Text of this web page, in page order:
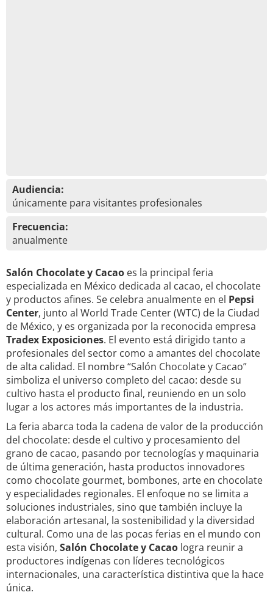
Audiencia:
únicamente para visitantes profesionales
Frecuencia:
anualmente
Salón Chocolate y Cacao es la principal feria
especializada en México dedicada al cacao, el chocolate
y productos afines. Se celebra anualmente en el Pepsi
Center, junto al World Trade Center (WTC) de la Ciudad
de México, y es organizada por la reconocida empresa
Tradex Exposiciones. El evento está dirigido tanto a
profesionales del sector como a amantes del chocolate
de alta calidad. El nombre “Salón Chocolate y Cacao”
simboliza el universo completo del cacao: desde su
cultivo hasta el producto final, reuniendo en un solo
lugar a los actores más importantes de la industria.
La feria abarca toda la cadena de valor de la producción
del chocolate: desde el cultivo y procesamiento del
grano de cacao, pasando por tecnologías y maquinaria
de última generación, hasta productos innovadores
como chocolate gourmet, bombones, arte en chocolate
y especialidades regionales. El enfoque no se limita a
soluciones industriales, sino que también incluye la
elaboración artesanal, la sostenibilidad y la diversidad
cultural. Como una de las pocas ferias en el mundo con
esta visión, Salón Chocolate y Cacao logra reunir a
productores indígenas con líderes tecnológicos
internacionales, una característica distintiva que la hace
única.